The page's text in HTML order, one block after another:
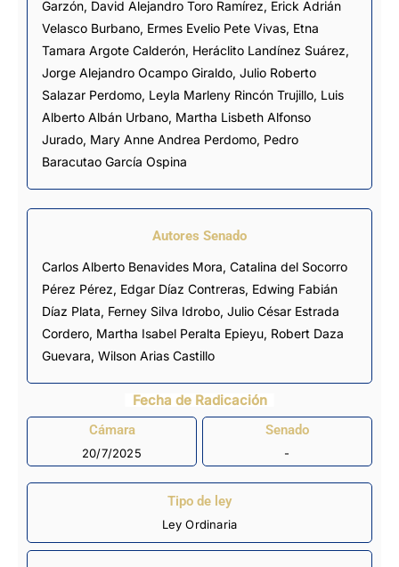
Garzón, David Alejandro Toro Ramírez, Erick Adrián
Velasco Burbano, Ermes Evelio Pete Vivas, Etna
Tamara Argote Calderón, Heráclito Landínez Suárez,
Jorge Alejandro Ocampo Giraldo, Julio Roberto
Salazar Perdomo, Leyla Marleny Rincón Trujillo, Luis
Alberto Albán Urbano, Martha Lisbeth Alfonso
Jurado, Mary Anne Andrea Perdomo, Pedro
Baracutao García Ospina
Autores Senado
Carlos Alberto Benavides Mora, Catalina del Socorro
Pérez Pérez, Edgar Díaz Contreras, Edwing Fabián
Díaz Plata, Ferney Silva Idrobo, Julio César Estrada
Cordero, Martha Isabel Peralta Epieyu, Robert Daza
Guevara, Wilson Arias Castillo
Fecha de Radicación
Cámara
20/7/2025
Senado
-
Tipo de ley
Ley Ordinaria